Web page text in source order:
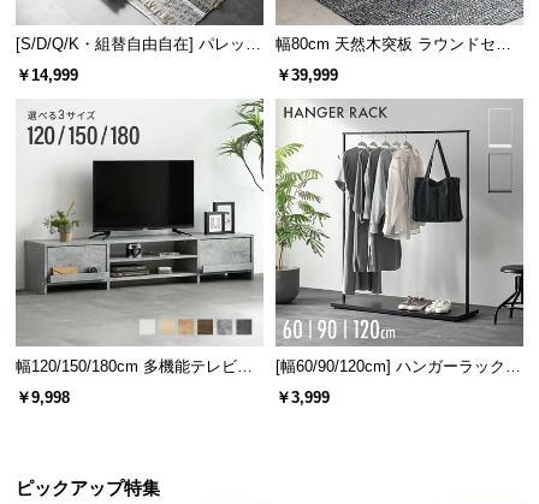
存在感のあるバイカラー
配色のコントラストが効いたバイカラーデザイン。
置くだけでモダンなお部屋を演出してくれます。
[S/D/Q/K・組替自由自在] パレット
ベッド 8/12/16枚セット
￥14,999
幅80cm 天然木突板 ラウンドセン
ターテーブル 美しい格子デザイン
￥39,999
幅120/150/180cm 多機能テレビボ
ード 木目/石目調 オープン収納・
￥9,998
[幅60/90/120cm] ハンガーラック
スチール 4段階高さ調節 サイドフ
￥3,999
ピックアップ特集